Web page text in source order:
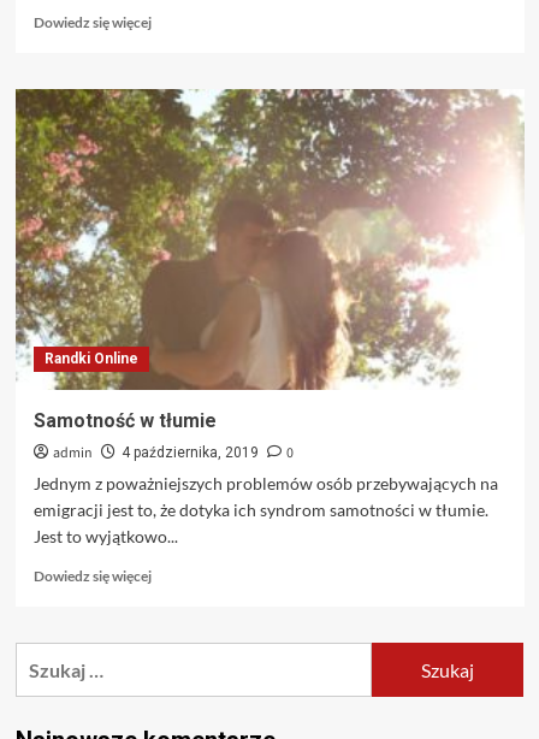
Dowiedz się więcejDowiedz
o
Pierwsze
wrażenie
2.0
Randki Online
Samotność w tłumie
admin 4 października, 2019
0
Jednym z poważniejszych problemów osób przebywających na
emigracji jest to, że dotyka ich syndrom samotności w tłumie.
Jest to wyjątkowo...
Dowiedz się więcejDowiedz
o